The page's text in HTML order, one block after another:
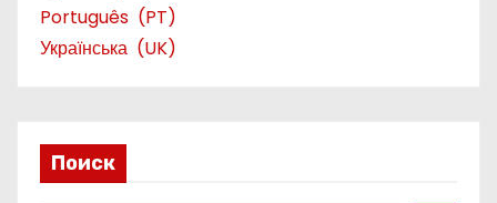
Português
PT
Українська
UK
Поиск